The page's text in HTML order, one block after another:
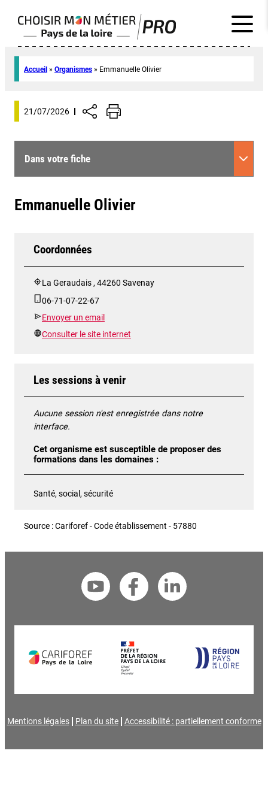
Accueil » Organismes » Emmanuelle Olivier
21/07/2026
Dans votre fiche
Emmanuelle Olivier
Coordonnées
La Geraudais , 44260 Savenay
06-71-07-22-67
Envoyer un email
Consulter le site internet
Les sessions à venir
Aucune session n'est enregistrée dans notre
interface.
Cet organisme est susceptible de proposer des
formations dans les domaines :
Santé, social, sécurité
Source : Cariforef - Code établissement - 57880
Mentions légales Plan du site Accessibilité : partiellement conforme